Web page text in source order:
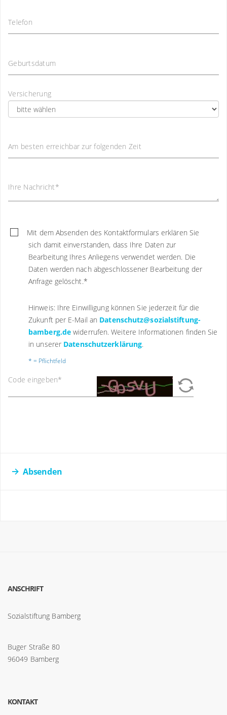
Telefon
Geburtsdatum
Versicherung
Am besten erreichbar zur folgenden Zeit
Ihre Nachricht*
Mit dem Absenden des Kontaktformulars erklären Sie
sich damit einverstanden, dass Ihre Daten zur
Bearbeitung Ihres Anliegens verwendet werden. Die
Daten werden nach abgeschlossener Bearbeitung der
Anfrage gelöscht.*
Hinweis: Ihre Einwilligung können Sie jederzeit für die
Zukunft per E-Mail an Datenschutz@sozialstiftung-
bamberg.de widerrufen. Weitere Informationen finden Sie
in unserer Datenschutzerklärung.
* = Pflichtfeld
Code eingeben*
Absenden
ANSCHRIFT
Sozialstiftung Bamberg
Buger Straße 80
96049 Bamberg
KONTAKT